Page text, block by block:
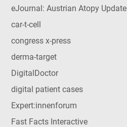
eJournal: Austrian Atopy Update
car-t-cell
congress x-press
derma-target
DigitalDoctor
digital patient cases
Expert:innenforum
Fast Facts Interactive